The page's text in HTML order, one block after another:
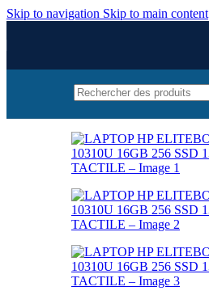
Skip to navigation Skip to main content